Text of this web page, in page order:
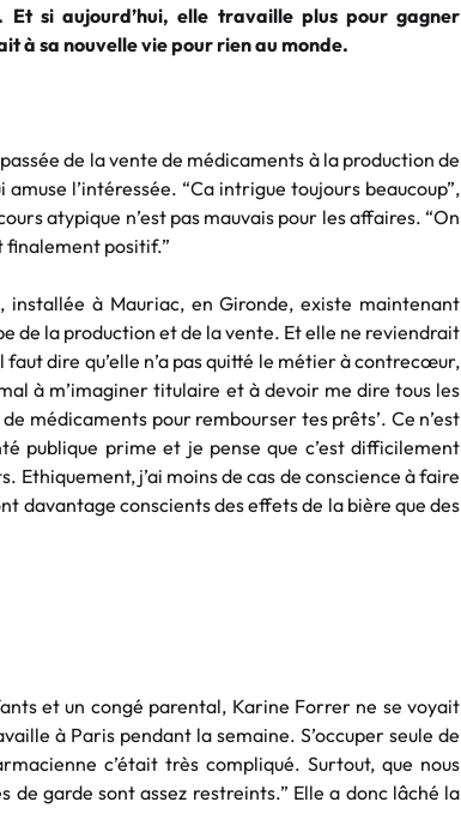
Et si aujourd’hui, elle travaille plus pour gagner
à sa nouvelle vie pour rien au monde.
de la vente de médicaments à la production de
l’intéressée. “Ca intrigue toujours beaucoup”,
atypique n’est pas mauvais pour les affaires. “On
finalement positif.”
installée à Mauriac, en Gironde, existe maintenant
de la production et de la vente. Et elle ne reviendrait
dire qu’elle n’a pas quitté le métier à contrecœur,
à m’imaginer titulaire et à devoir me dire tous les
médicaments pour rembourser tes prêts’. Ce n’est
publique prime et je pense que c’est difficilement
Ethiquement, j’ai moins de cas de conscience à faire
davantage conscients des effets de la bière que des
et un congé parental, Karine Forrer ne se voyait
à Paris pendant la semaine. S’occuper seule de
c’était très compliqué. Surtout, que nous
de garde sont assez restreints.” Elle a donc lâché la